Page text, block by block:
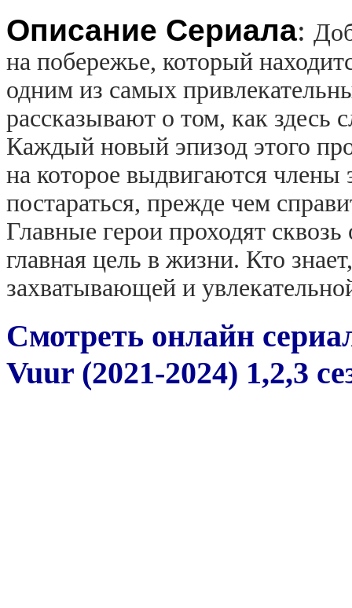
Описание Сериала:
на побережье, который
одним из самых
рассказывают о том, как здесь
Каждый новый эпизод этого
на которое выдвигаются члены
постараться, прежде чем
Главные герои проходят
главная цель в жизни. Кто
захватывающей и
Смотреть онлайн
Vuur (2021-2024) 1,2,3